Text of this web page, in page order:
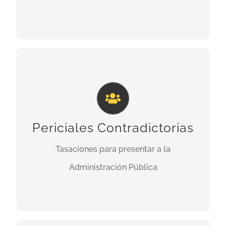
Periciales Contradictorias
Tasaciones para presentar a la
Administración Pública
CONTRADICTORIAS
¿Necesita una Tasación Pericial
perito de parte y de perito tercero